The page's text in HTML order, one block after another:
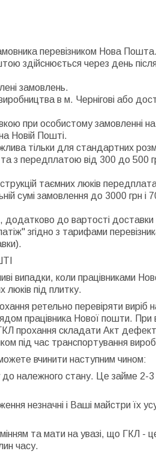
перевізником Нова Пошта.
здійснюється через день
замовлень.
в м. Чернігові або
при особистому замовленні
Новій Пошті.
тільки для стандартних
та з передплатою від 300 до 500
таємних люків
сумі замовлення до 3000 грн і
додатково до вартості
згідно з тарифами
випадки, коли працівниками
люків під плитку.
ретельно перевіряти виріб
працівника Нової пошти.
прохання складати Акт
під час транспортування
вчинити наступним чином:
належного стану. Це займе 2-3
незначні і Ваші майстри їх
та мати на увазі, що ГКЛ -
часу.